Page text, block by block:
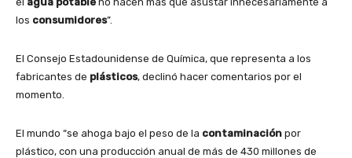
los consumidores”.
El Consejo Estadounidense de Química, que representa a los
fabricantes de plásticos, declinó hacer comentarios por el
momento.
El mundo “se ahoga bajo el peso de la contaminación por
plástico, con una producción anual de más de 430 millones de